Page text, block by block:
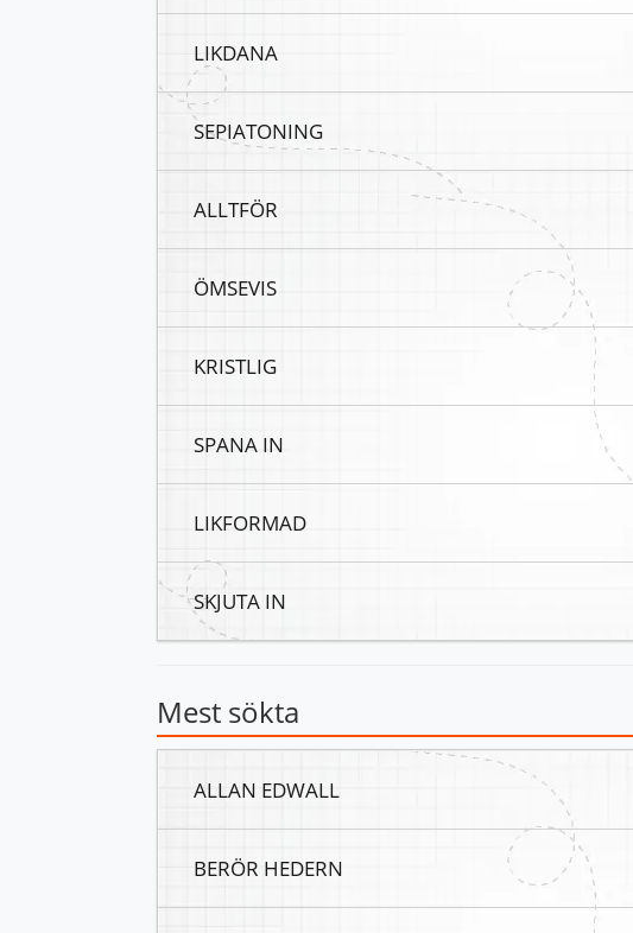
LIKDANA
SEPIATONING
ALLTFÖR
ÖMSEVIS
KRISTLIG
SPANA IN
LIKFORMAD
SKJUTA IN
Mest sökta
ALLAN EDWALL
BERÖR HEDERN